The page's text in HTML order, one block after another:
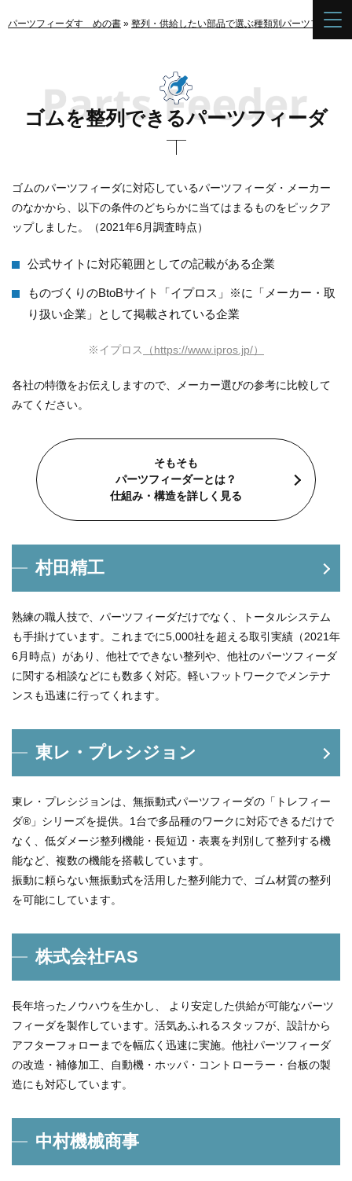
パーツフィーダすゝめの書 » 整列・供給したい部品で選ぶ種類別パーツフィーダ
ゴムを整列できるパーツフィーダ
ゴムのパーツフィーダに対応しているパーツフィーダ・メーカー
のなかから、以下の条件のどちらかに当てはまるものをピックア
ップしました。（2021年6月調査時点）
公式サイトに対応範囲としての記載がある企業
ものづくりのBtoBサイト「イプロス」※に「メーカー・取
り扱い企業」として掲載されている企業
※イプロス （https://www.ipros.jp/）
各社の特徴をお伝えしますので、メーカー選びの参考に比較して
みてください。
そもそも
パーツフィーダーとは？
仕組み・構造を詳しく見る
村田精工
熟練の職人技で、パーツフィーダだけでなく、トータルシステム
も手掛けています。これまでに5,000社を超える取引実績（2021年
6月時点）があり、他社でできない整列や、他社のパーツフィーダ
に関する相談などにも数多く対応。軽いフットワークでメンテナ
ンスも迅速に行ってくれます。
東レ・プレシジョン
東レ・プレシジョンは、無振動式パーツフィーダの「トレフィー
ダ®」シリーズを提供。1台で多品種のワークに対応できるだけで
なく、低ダメージ整列機能・長短辺・表裏を判別して整列する機
能など、複数の機能を搭載しています。
振動に頼らない無振動式を活用した整列能力で、ゴム材質の整列
を可能にしています。
株式会社FAS
長年培ったノウハウを生かし、 より安定した供給が可能なパーツ
フィーダを製作しています。活気あふれるスタッフが、設計から
アフターフォローまでを幅広く迅速に実施。他社パーツフィーダ
の改造・補修加工、自動機・ホッパ・コントローラー・台板の製
造にも対応しています。
中村機械商事